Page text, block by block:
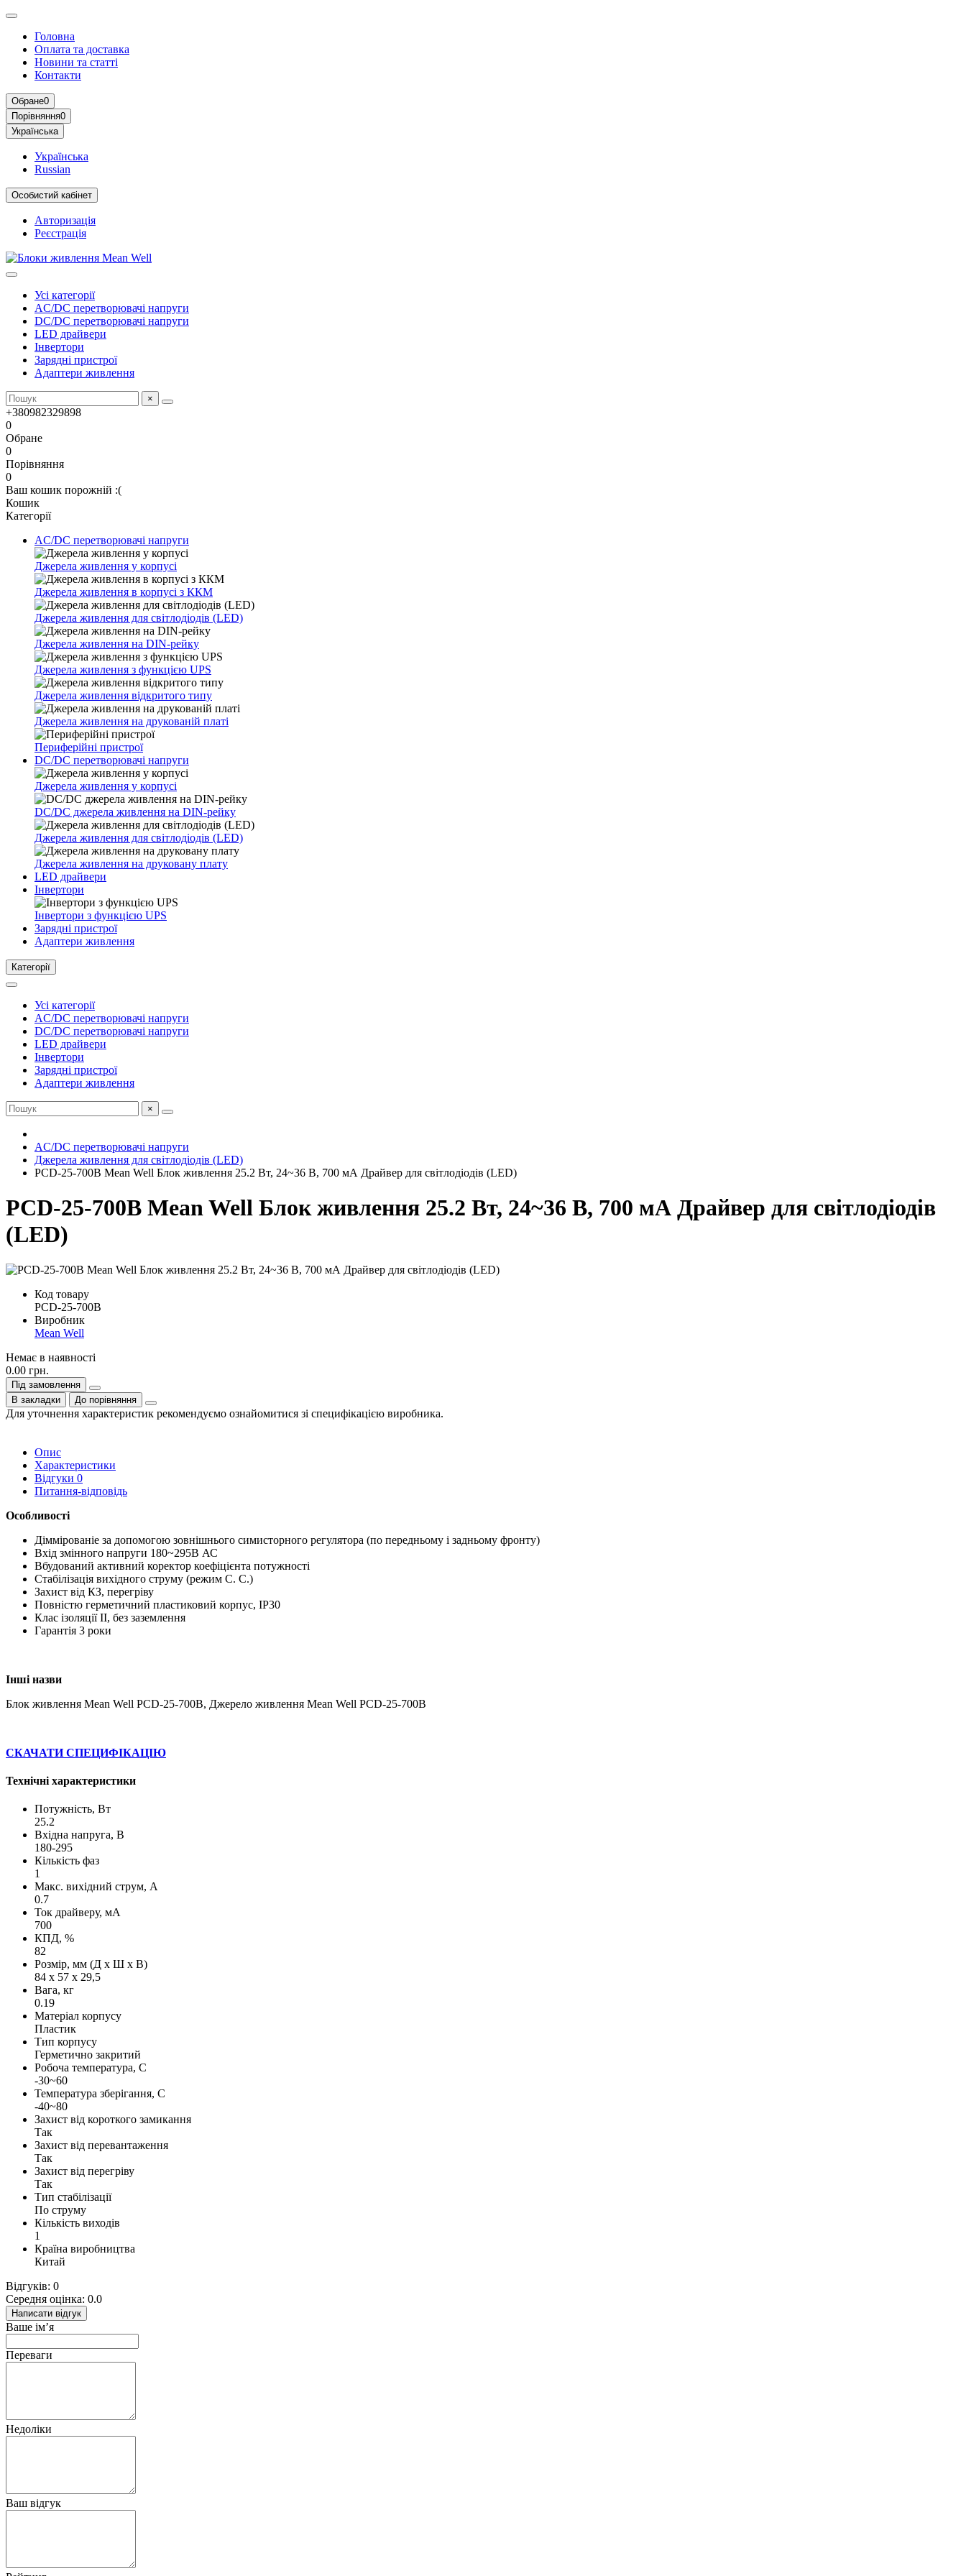
Головна
Оплата та доставка
Новини та статті
Контакти
Обране0
Порівняння0
Українська
Українська
Russian
Особистий кабінет
Авторизація
Реєстрація
Усі категорії
AC/DC перетворювачі напруги
DC/DC перетворювачі напруги
LED драйвери
Інвертори
Зарядні пристрої
Адаптери живлення
×
+380982329898
0
Обране
0
Порівняння
0
Ваш кошик порожній :(
Кошик
Категорії
AC/DC перетворювачі напруги
Джерела живлення у корпусі
Джерела живлення в корпусі з ККМ
Джерела живлення для світлодіодів (LED)
Джерела живлення на DIN-рейку
Джерела живлення з функцією UPS
Джерела живлення відкритого типу
Джерела живлення на друкованій платі
Периферійні пристрої
DC/DC перетворювачі напруги
Джерела живлення у корпусі
DC/DC джерела живлення на DIN-рейку
Джерела живлення для світлодіодів (LED)
Джерела живлення на друковану плату
LED драйвери
Інвертори
Інвертори з функцією UPS
Зарядні пристрої
Адаптери живлення
Категорії
Усі категорії
AC/DC перетворювачі напруги
DC/DC перетворювачі напруги
LED драйвери
Інвертори
Зарядні пристрої
Адаптери живлення
×
AC/DC перетворювачі напруги
Джерела живлення для світлодіодів (LED)
PCD-25-700B Mean Well Блок живлення 25.2 Вт, 24~36 В, 700 мА Драйвер для світлодіодів (LED)
PCD-25-700B Mean Well Блок живлення 25.2 Вт, 24~36 В, 700 мА Драйвер для світлодіодів
(LED)
Код товару
PCD-25-700B
Виробник
Mean Well
Немає в наявності
0.00 грн.
Під замовлення
В закладки
До порівняння
Для уточнення характеристик рекомендуємо ознайомитися зі специфікацією виробника.
Опис
Характеристики
Відгуки 0
Питання-відповідь
Особливості
Діммірованіе за допомогою зовнішнього симисторного регулятора (по передньому і задньому фронту)
Вхід змінного напруги 180~295В АС
Вбудований активний коректор коефіцієнта потужності
Стабілізація вихідного струму (режим С. С.)
Захист від КЗ, перегріву
Повністю герметичний пластиковий корпус, IP30
Клас ізоляції II, без заземлення
Гарантія 3 роки
Інші назви
Блок живлення Mean Well PCD-25-700B, Джерело живлення Mean Well PCD-25-700B
СКАЧАТИ СПЕЦИФІКАЦІЮ
Технічні характеристики
Потужність, Вт
25.2
Вхідна напруга, В
180-295
Кількість фаз
1
Макс. вихідний струм, А
0.7
Ток драйверу, мА
700
КПД, %
82
Розмір, мм (Д х Ш х В)
84 х 57 х 29,5
Вага, кг
0.19
Матеріал корпусу
Пластик
Тип корпусу
Герметично закритий
Робоча температура, С
-30~60
Температура зберігання, С
-40~80
Захист від короткого замикання
Так
Захист від перевантаження
Так
Захист від перегріву
Так
Тип стабілізації
По струму
Кількість виходів
1
Країна виробництва
Китай
Відгуків: 0
Середня оцінка: 0.0
Написати відгук
Ваше ім’я
Переваги
Недоліки
Ваш відгук